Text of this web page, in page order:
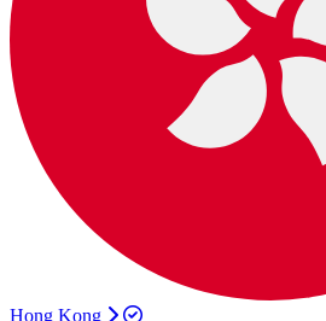
Hong Kong